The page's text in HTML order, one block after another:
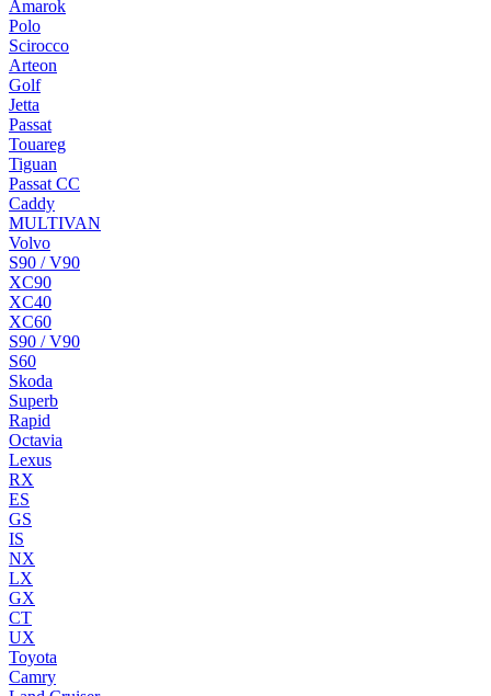
Amarok
Polo
Scirocco
Arteon
Golf
Jetta
Passat
Touareg
Tiguan
Passat CC
Caddy
MULTIVAN
Volvo
S90 / V90
XC90
XC40
XC60
S90 / V90
S60
Skoda
Superb
Rapid
Octavia
Lexus
RX
ES
GS
IS
NX
LX
GX
CT
UX
Toyota
Camry